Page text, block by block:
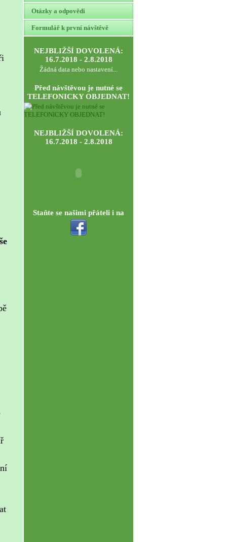
Otázky a odpovědi
Formulář k první návštěvě
NEJBLIŽŠÍ DOVOLENÁ:
16.7.2018 - 2.8.2018
Žádná data nebo nastavení...
Před návštěvou je nutné se
TELEFONICKY OBJEDNAT!
NEJBLIŽŠÍ DOVOLENÁ:
16.7.2018 - 2.8.2018
Staňte se našimi přáteli i na